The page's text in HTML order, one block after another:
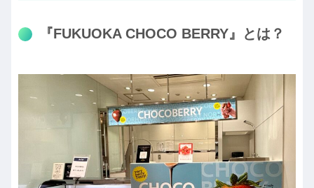
『FUKUOKA CHOCO BERRY』とは？